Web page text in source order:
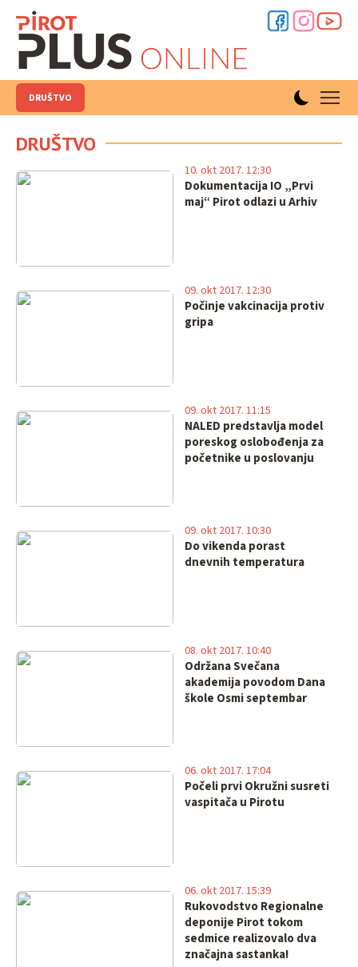
DRUŠTVO
DRUŠTVO
Dokumentacija IO „Prvi
maj“ Pirot odlazi u Arhiv
10. okt 2017. 12:30
Počinje vakcinacija protiv
gripa
09. okt 2017. 12:30
NALED predstavlja model
poreskog oslobođenja za
početnike u poslovanju
09. okt 2017. 11:15
Do vikenda porast
dnevnih temperatura
09. okt 2017. 10:30
Održana Svečana
akademija povodom Dana
škole Osmi septembar
08. okt 2017. 10:40
Počeli prvi Okružni susreti
vaspitača u Pirotu
06. okt 2017. 17:04
Rukovodstvo Regionalne
deponije Pirot tokom
sedmice realizovalo dva
značajna sastanka!
06. okt 2017. 15:39